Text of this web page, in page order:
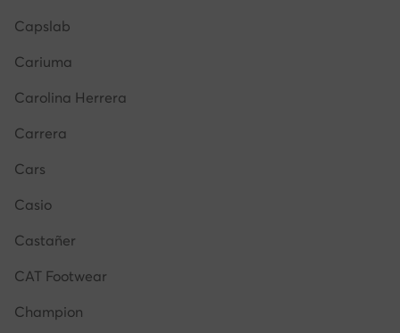
Capslab
Cariuma
Carolina Herrera
Carrera
Cars
Casio
Castañer
CAT Footwear
Champion